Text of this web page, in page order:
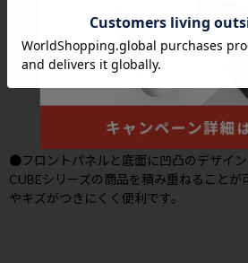
●フロントパネルと底面に凹凸のデザイ
CUBEシリーズの商品を積み重ねること
やキズがつきにくく便利です。